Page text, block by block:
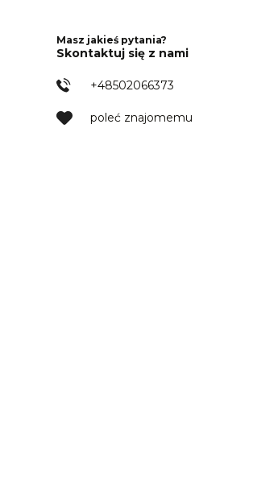
poleć znajomemu
Masz jakieś pytania?
Skontaktuj się z nami
+48502066373